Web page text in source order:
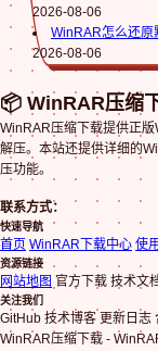
2026-08-06
WinRAR怎么还原
2026-08-06
📦 WinRAR压缩
WinRAR压缩下载提供正
解压。本站还提供详细的
压功能。
联系方式：
快速导航
首页 WinRAR下载中心 使
资源链接
网站地图 官方下载 技术文
关注我们
GitHub 技术博客 更新日志
WinRAR压缩下载 -